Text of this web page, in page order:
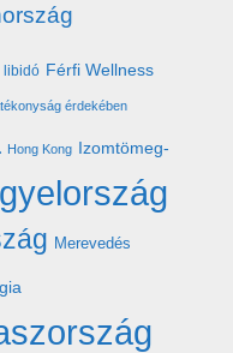
libidó Férfi Wellness
érdekében
Hong Kong Izomtömeg-
Merevedés